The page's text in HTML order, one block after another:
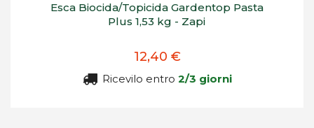
Esca Biocida/Topicida Gardentop Pasta
Plus 1,53 kg - Zapi
12,40 €
Ricevilo entro 2/3 giorni